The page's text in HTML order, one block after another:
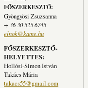
FŐSZERKESZTŐ:
Gyöngyösi Zsuzsanna
+ 36 30 525 6745
elnok@kame.hu
FŐSZERKESZTŐ-
HELYETTES:
Hollósi-Simon István
Takács Mária
takacs55@gmail.com